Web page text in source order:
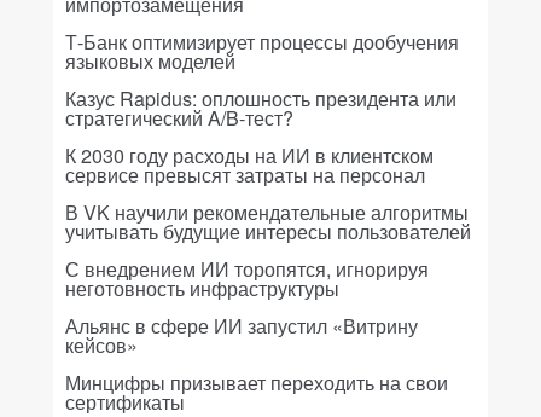
Т-Банк оптимизирует процессы дообучения
языковых моделей
Казус Rapidus: оплошность президента или
стратегический A/B-тест?
К 2030 году расходы на ИИ в клиентском
сервисе превысят затраты на персонал
В VK научили рекомендательные алгоритмы
учитывать будущие интересы пользователей
С внедрением ИИ торопятся, игнорируя
неготовность инфраструктуры
Альянс в сфере ИИ запустил «Витрину
кейсов»
Минцифры призывает переходить на свои
сертификаты